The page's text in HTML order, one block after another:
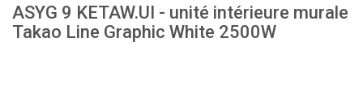
ASYG 9 KETAW.UI - unité intérieure murale
Takao Line Graphic White 2500W